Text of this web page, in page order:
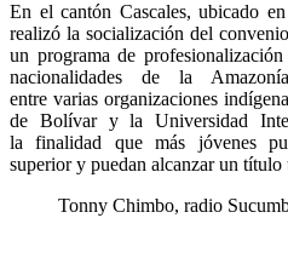
En el cantón Cascales, ubicado
realizó la socialización del
un programa de
nacionalidades de la
entre varias organizaciones
de Bolívar y la Universidad
la finalidad que más jóvenes
superior y puedan alcanzar un título
Tonny Chimbo, radio